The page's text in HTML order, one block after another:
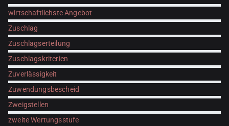
wirtschaftlichste Angebot
Zuschlag
Zuschlagserteilung
Zuschlagskriterien
Zuverlässigkeit
Zuwendungsbescheid
Zweigstellen
zweite Wertungsstufe